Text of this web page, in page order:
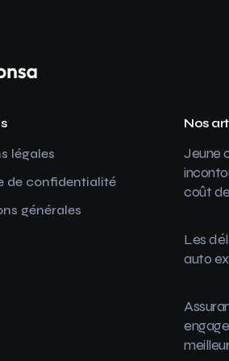
légales
de confidentialité
générales
Nos
Jeune
coût
Les
auto